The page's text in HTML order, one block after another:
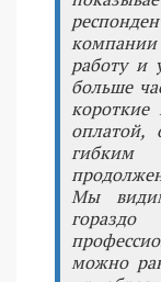
работу и
больше
оплатой,
Мы
можно